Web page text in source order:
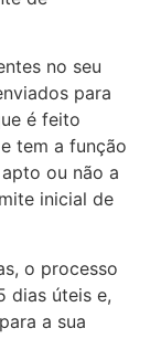
no seu
para
é feito
tem a função
ou não a
inicial de
o processo
dias úteis e,
a sua